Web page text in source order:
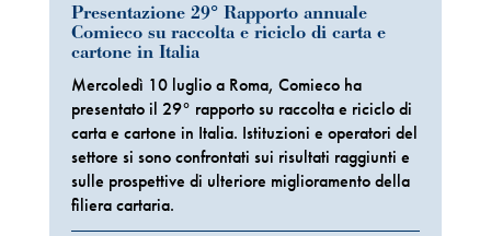
Presentazione 29° Rapporto annuale
Comieco su raccolta e riciclo di carta e
cartone in Italia
Mercoledì 10 luglio a Roma, Comieco ha
presentato il 29° rapporto su raccolta e riciclo di
carta e cartone in Italia. Istituzioni e operatori del
settore si sono confrontati sui risultati raggiunti e
sulle prospettive di ulteriore miglioramento della
filiera cartaria.